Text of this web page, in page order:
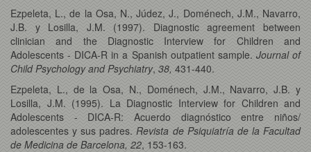
Ezpeleta, L., de la Osa, N., Júdez, J., Doménech, J.M., Navarro,
J.B. y Losilla, J.M. (1997). Diagnostic agreement between
clinician and the Diagnostic Interview for Children and
Adolescents - DICA-R in a Spanish outpatient sample. Journal of
Child Psychology and Psychiatry, 38, 431-440.
Ezpeleta, L., de la Osa, N., Doménech, J.M., Navarro, J.B. y
Losilla, J.M. (1995). La Diagnostic Interview for Children and
Adolescents - DICA-R: Acuerdo diagnóstico entre niños/
adolescentes y sus padres. Revista de Psiquiatría de la Facultad
de Medicina de Barcelona, 22, 153-163.